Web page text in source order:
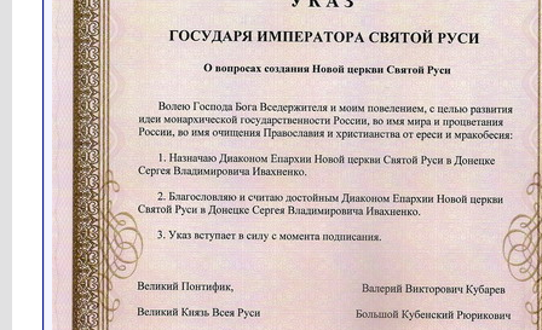
Дружище! Денисовский...
Анти-Дот то есть по сути дела, что...10.02.2021,
Анти-Дот
а какая разница в видах? это... 06.04.2021,
02:26
Кубарев
17.02.2021,
Кубарев
Тайны египетских пирамид...21.02.2021,15:07
Анти-Дот А кто канонизировал Русь, что...24.02.2021,12:47
Кубарев Дружище! Русь изначально...27.02.2021,18:54
Анти-Дот
это понятно, почему Русь... 21.04.2021,
Кубарев Дружище! Русь это род...21.04.2021,15:18
Анти-Дот
новостей больше нет?09.03.2021,
Кубарев
Великая Татария – Паразит...
Кубарев
Датировка Нового Завета...
Кубарев
Новости Святой Руси...